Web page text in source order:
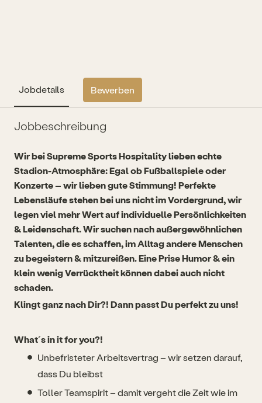
Jobdetails Bewerben
Jobbeschreibung
Wir bei Supreme Sports Hospitality lieben echte
Stadion-Atmosphäre: Egal ob Fußballspiele oder
Konzerte – wir lieben gute Stimmung! Perfekte
Lebensläufe stehen bei uns nicht im Vordergrund, wir
legen viel mehr Wert auf individuelle Persönlichkeiten
& Leidenschaft. Wir suchen nach außergewöhnlichen
Talenten, die es schaffen, im Alltag andere Menschen
zu begeistern & mitzureißen. Eine Prise Humor & ein
klein wenig Verrücktheit können dabei auch nicht
schaden.
Klingt ganz nach Dir?! Dann passt Du perfekt zu uns!
What´s in it for you?!
Unbefristeter Arbeitsvertrag – wir setzen darauf,
dass Du bleibst
Toller Teamspirit – damit vergeht die Zeit wie im